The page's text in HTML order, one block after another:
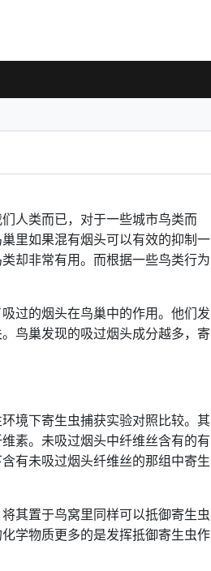
人类而已，对于一些城市鸟类而
里如果混有烟头可以有效的抑制一
却非常有用。而根据一些鸟类行为
过的烟头在鸟巢中的作用。他们发
鸟巢发现的吸过烟头成分越多，寄
境下寄生虫捕获实验对照比较。其
素。未吸过烟头中纤维丝含有的有
有未吸过烟头纤维丝的那组中寄生
其置于鸟窝里同样可以抵御寄生虫
学物质更多的是发挥抵御寄生虫作